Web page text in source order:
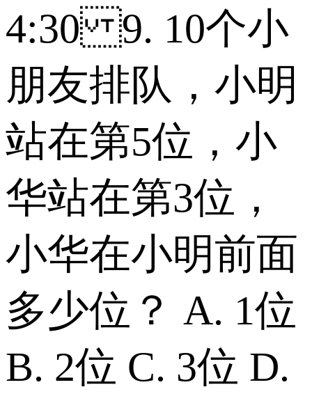
4:30 9. 10个小
朋友排队，小明
站在第5位，小
华站在第3位，
小华在小明前面
多少位？ A. 1位
B. 2位 C. 3位 D.